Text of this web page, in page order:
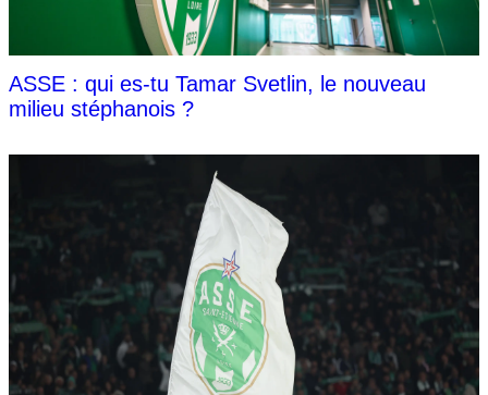
ASSE : qui es-tu Tamar Svetlin, le nouveau
milieu stéphanois ?